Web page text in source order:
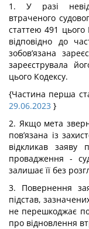
1. У разі
втраченого
статтею 491 цього
відповідно до
зобов’язана
зареєструвала
цього Кодексу.
{Частина перша
29.06.2023 }
2. Якщо мета
пов’язана із
відкликав заяву
провадження -
залишає її без
3. Повернення
підстав,
не перешкоджає
про відновлення